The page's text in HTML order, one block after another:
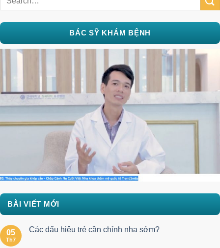
BÁC SỸ KHÁM BỆNH
BÀI VIẾT MỚI
05
Th7
Các dấu hiệu trẻ cần chỉnh nha sớm?